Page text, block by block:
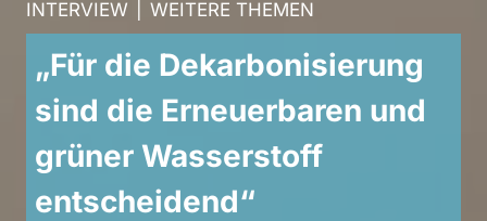
INTERVIEW WEITERE THEMEN
„Für die Dekarbonisierung
sind die Erneuerbaren und
grüner Wasserstoff
entscheidend“